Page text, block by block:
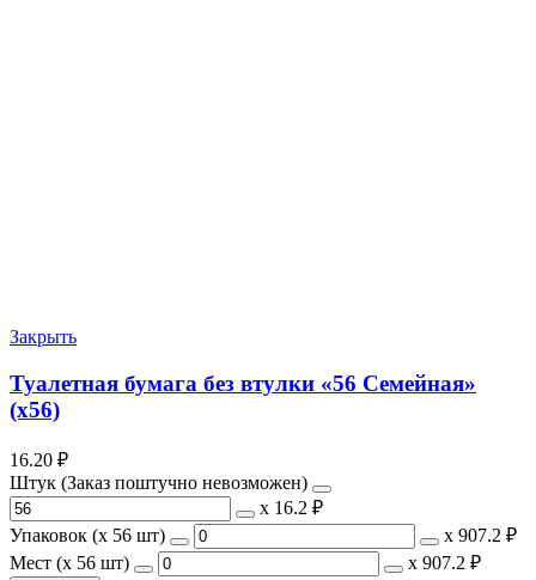
Закрыть
Туалетная бумага без втулки «56 Семейная»
(х56)
16.20 ₽
Штук (Заказ поштучно невозможен)
х 16.2 ₽
Упаковок (x 56 шт)
х 907.2 ₽
Мест (x 56 шт)
х 907.2 ₽